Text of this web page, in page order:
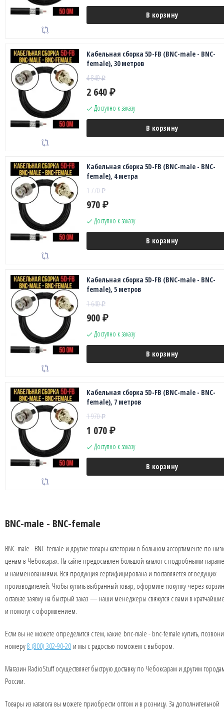
В корзину
Кабельная сборка 5D-FB (BNC-male - BNC-
female), 30 метров
4 840₽
2 640 ₽
Доступно к заказу
В корзину
Кабельная сборка 5D-FB (BNC-male - BNC-
female), 4 метра
1 770₽
970 ₽
Доступно к заказу
В корзину
Кабельная сборка 5D-FB (BNC-male - BNC-
female), 5 метров
1 640₽
900 ₽
Доступно к заказу
В корзину
Кабельная сборка 5D-FB (BNC-male - BNC-
female), 7 метров
1 970₽
1 070 ₽
Доступно к заказу
В корзину
BNC-male - BNC-female
BNC-male - BNC-female и другие товары категории в большом ассортименте по
ценам в Чебоксарах. На сайте предоставлен большой каталог с подробными
и наименованиями. Вся продукция сертифицирована и поставляется от ведущих
производителей. Чтобы купить выбранный товар, оформите покупку через
оставьте заявку на быстрый заказ — наши менеджеры свяжутся с вами в
и помогут с оформлением.
Если вы не можете определится с тем, какие bnc-male - bnc-female купить,
номеру8 (800) 302-90-20 и мы с радостью поможем с выбором.
Магазин RadioStuff осуществляет быструю доставку по Чебоксарам и другим
России.
Товары из каталога вы можете приобрести оптом и в розницу. За дополнительной